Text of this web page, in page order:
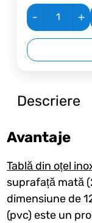
- +
Descriere
Avantaje
Tablă din oțel
suprafață mată
dimensiune de
(pvc) este un